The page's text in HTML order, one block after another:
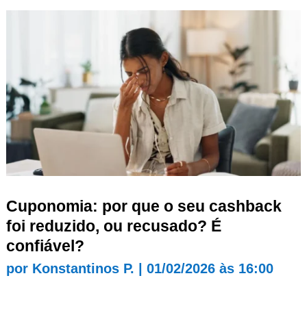
Cuponomia: por que o seu cashback
foi reduzido, ou recusado? É
confiável?
por Konstantinos P. | 01/02/2026 às 16:00